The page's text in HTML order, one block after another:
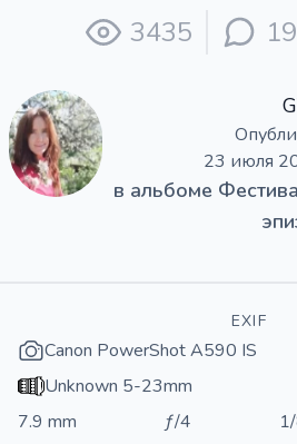
3435 19
23 июля
в альбоме
EXIF
Canon PowerShot A590 IS
Unknown 5-23mm
7.9 mm
ƒ/4